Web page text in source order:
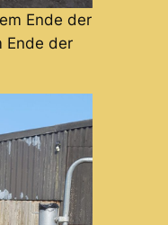
Ende der
Ende der